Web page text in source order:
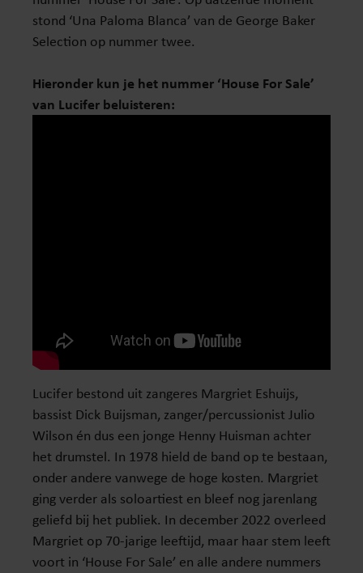
stond ‘Una Paloma Blanca’ van de George Baker
Selection op nummer twee.
Hieronder kun je het nummer ‘House For Sale’
van Lucifer beluisteren:
Lucifer bestond uit zangeres Margriet Eshuijs,
bassist Dick Buijsman, zanger/percussionist Julio
Wilson én dus een jonge Henny Huisman achter
het drumstel. In 1978 hield de band op te bestaan,
onder andere vanwege de hoge kosten. Margriet
ging verder als soloartiest en bleef nog jarenlang
geliefd bij het publiek. In december 2022 overleed
Margriet op 70-jarige leeftijd, maar haar stem leeft
voort in ‘House For Sale’ en alle andere nummers